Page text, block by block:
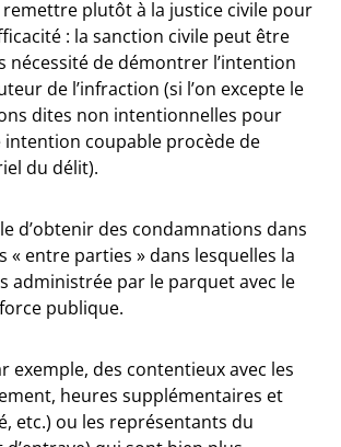
remettre plutôt à la justice civile pour
: la sanction civile peut être
nécessité de démontrer l’intention
de l’infraction (si l’on excepte le
dites non intentionnelles pour
intention coupable procède de
du délit).
d’obtenir des condamnations dans
« entre parties » dans lesquelles la
administrée par le parquet avec le
publique.
exemple, des contentieux avec les
heures supplémentaires et
etc.) ou les représentants du